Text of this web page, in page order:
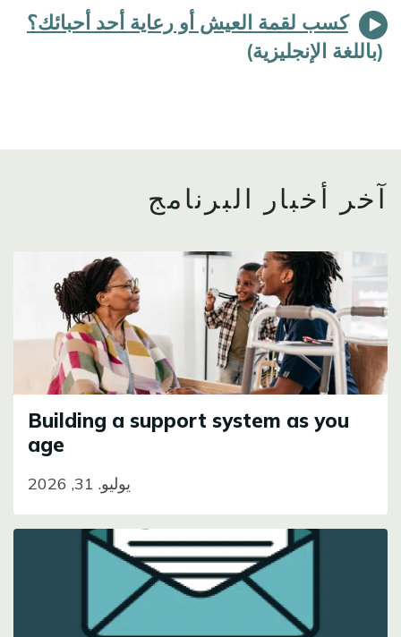
كسب لقمة العيش أو رعاية أحد أحبائك؟
آخر أخبار البرنامج
Building a support system as you
age
يوليو. 31, 2026